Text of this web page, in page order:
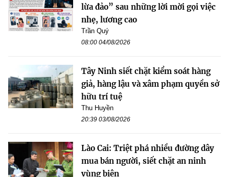
lừa đảo” sau những lời mời gọi việc
nhẹ, lương cao
Trần Quý
08:00 04/08/2026
Tây Ninh siết chặt kiểm soát hàng
giả, hàng lậu và xâm phạm quyền sở
hữu trí tuệ
Thu Huyền
20:39 03/08/2026
Lào Cai: Triệt phá nhiều đường dây
mua bán người, siết chặt an ninh
vùng biên